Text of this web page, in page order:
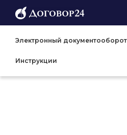
Электронный документооборот
Инструкции